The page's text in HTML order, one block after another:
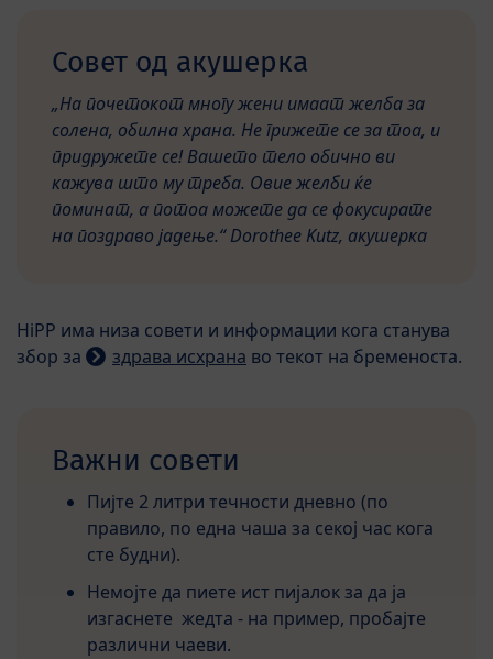
Совет од акушерка
„На почетокот многу жени имаат желба за
солена, обилна храна. Не грижете се за тоа, и
придружете се! Вашето тело обично ви
кажува што му треба. Овие желби ќе
поминат, а потоа можете да се фокусирате
на поздраво јадење.“ Dorothee Kutz, акушерка
HiPP има низа совети и информации кога станува
збор за
здрава исхрана во текот на бременоста.
Важни совети
Пијте 2 литри течности дневно (по
правило, по една чаша за секој час кога
сте будни).
Немојте да пиете ист пијалок за да ја
изгаснете жедта - на пример, пробајте
различни чаеви.